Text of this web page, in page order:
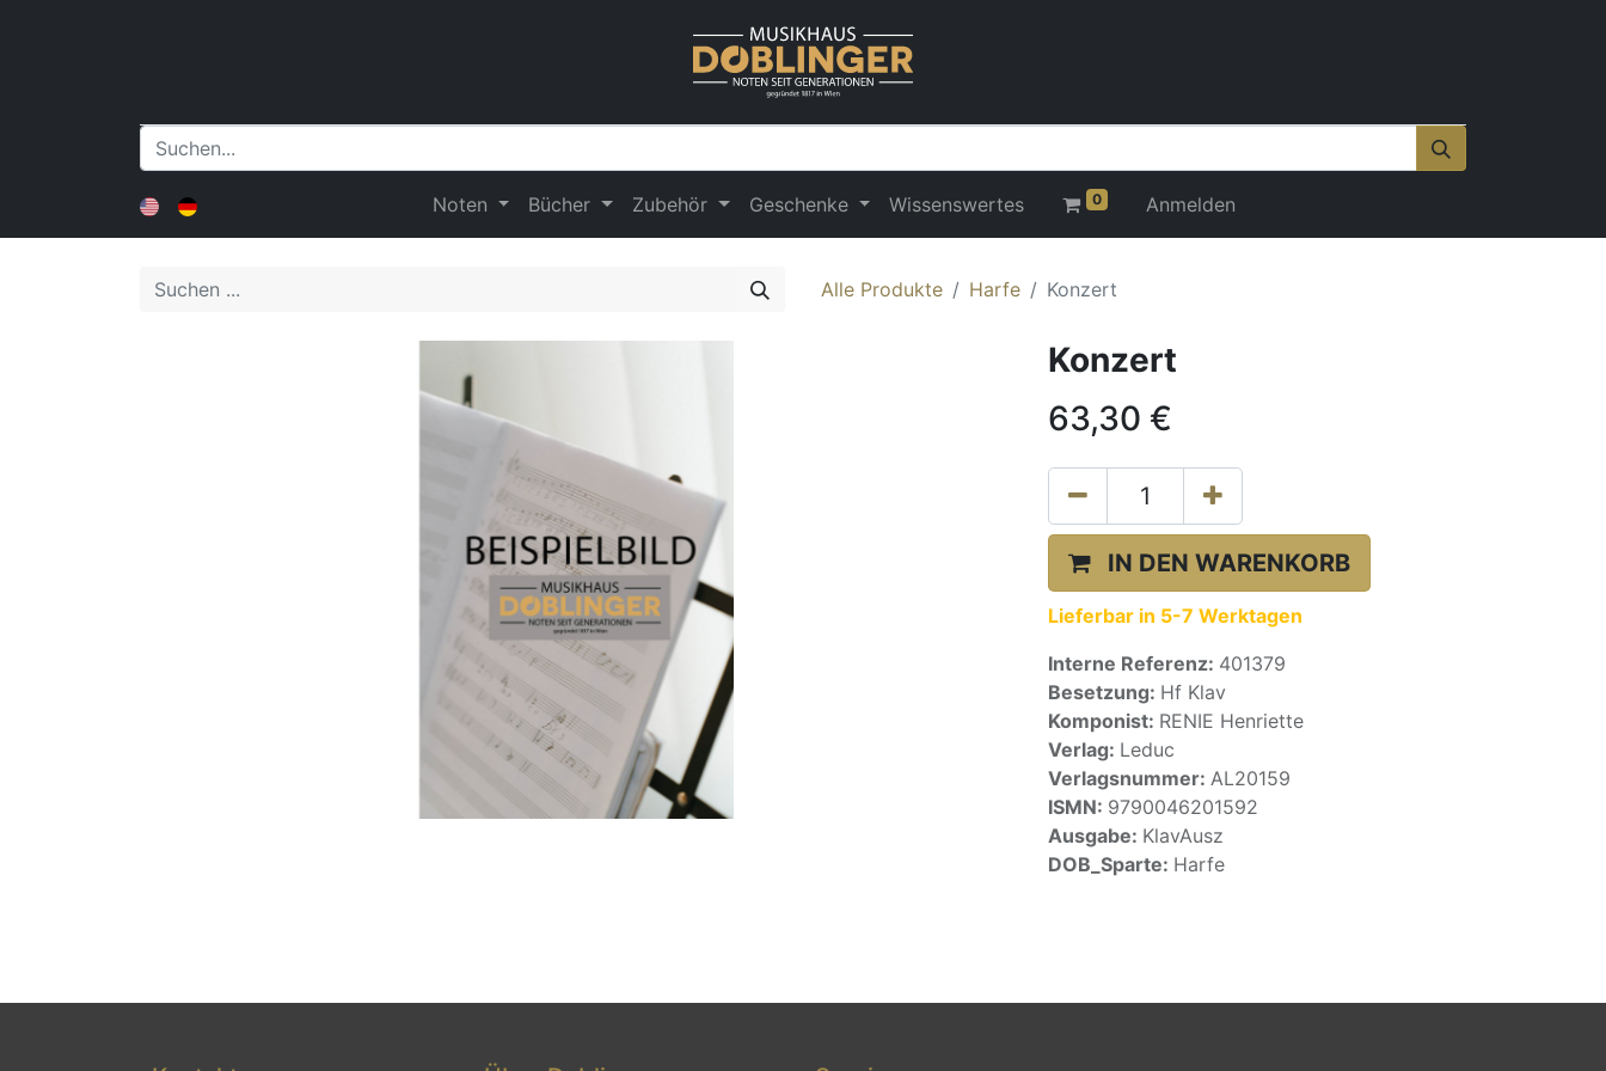
Noten Bücher Zubehör Geschenke Wissenswertes 0 Anmelden
Alle Produkte Harfe Konzert
Konzert
63,30 €
IN DEN WARENKORB
Lieferbar in 5-7 Werktagen
Interne Referenz: 401379
Besetzung: Hf Klav
Komponist: RENIE Henriette
Verlag: Leduc
Verlagsnummer: AL20159
ISMN: 9790046201592
Ausgabe: KlavAusz
DOB_Sparte: Harfe